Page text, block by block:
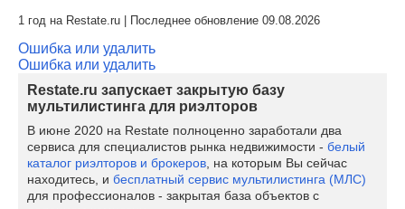
1 год на Restate.ru | Последнее обновление 09.08.2026
Ошибка или удалить
Ошибка или удалить
Restate.ru запускает закрытую базу
мультилистинга для риэлторов
В июне 2020 на Restate полноценно заработали два
сервиса для специалистов рынка недвижимости - белый
каталог риэлторов и брокеров , на которым Вы сейчас
находитесь, и бесплатный сервис мультилистинга (МЛС)
для профессионалов - закрытая база объектов с